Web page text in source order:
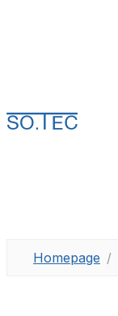
Homepage